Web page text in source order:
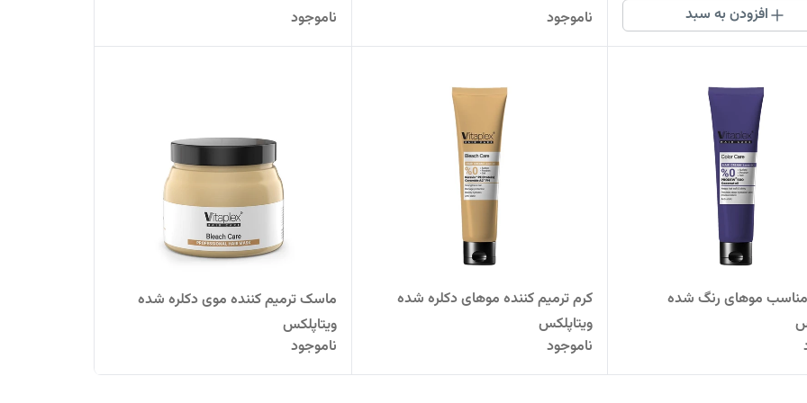
افزودن به سبد ناموجود ناموجود
موهای رنگ شده
کرم ترمیم کننده موهای دکلره شده
ویتاپلکس
ناموجود
ماسک ترمیم کننده موی دکلره شده
ویتاپلکس
ناموجود